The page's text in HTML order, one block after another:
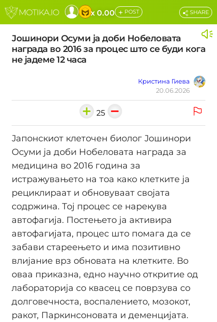
x 0.00 + POST
Јошинори Осуми ја доби Нобеловата
награда во 2016 за процес што се буди кога
не јадеме 12 часа
Кристина Гиева
20.06.2026
SHARE
25
Јапонскиот клеточен биолог Јошинори
Осуми ја доби Нобеловата награда за
медицина во 2016 година за
истражувањето на тоа како клетките ја
рециклираат и обновуваат својата
содржина. Тој процес се нарекува
автофагија. Постењето ја активира
автофагијата, процес што помага да се
забави стареењето и има позитивно
влијание врз обновата на клетките. Во
оваа приказна, едно научно откритие од
лабораторија со квасец се поврзува со
долговечноста, воспалението, мозокот,
ракот, Паркинсоновата и деменцијата.